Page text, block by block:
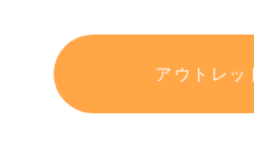
アウトレッ